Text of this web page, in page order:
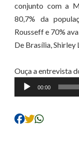
conjunto com a
80,7% da
Rousseff e 70%
De Brasília, Shirley
Ouça a entrevista
Tocador
de
00:00